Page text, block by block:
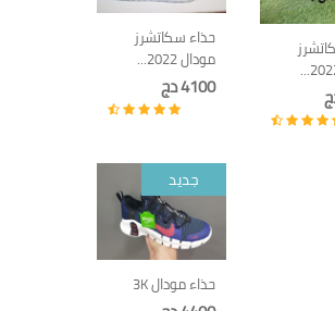
حذاء سكاتشرز
مودال 2022...
4100 دج
جديد
حذاء مودال 3K